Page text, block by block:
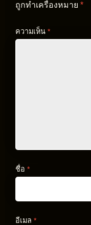
ถูกทำเครื่องหมาย *
ความเห็น *
ชื่อ *
อีเมล *